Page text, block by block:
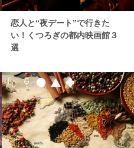
恋人と“夜デート”で行きた
い！くつろぎの都内映画館３
選